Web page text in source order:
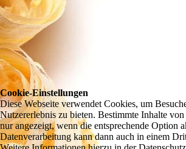
Cookie-Einstellungen
Diese Webseite verwendet Cookies, um
Nutzererlebnis zu bieten. Bestimmte Inhalte
nur angezeigt, wenn die entsprechende Option
Datenverarbeitung kann dann auch in einem